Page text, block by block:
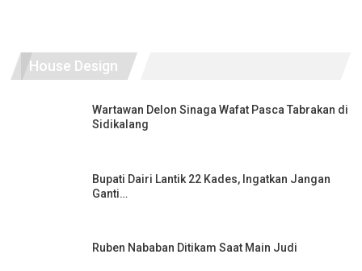
House Design
Wartawan Delon Sinaga Wafat Pasca Tabrakan di
Sidikalang
Bupati Dairi Lantik 22 Kades, Ingatkan Jangan
Ganti…
Ruben Nababan Ditikam Saat Main Judi